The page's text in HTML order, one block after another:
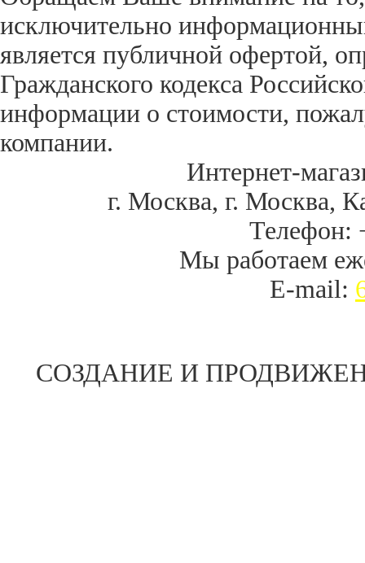
исключительно
является публичной офертой,
Гражданского кодекса
информации о стоимости,
компании.
Интернет-
г. Москва,г. Москва,
Телефон:
Мы работаем
E-mail:
СОЗДАНИЕ И